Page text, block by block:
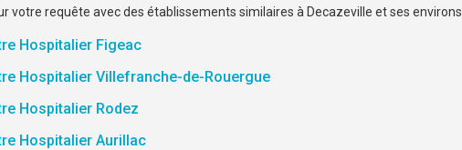
votre requête avec des établissements similaires à Decazeville et ses environs.
Hospitalier Figeac
Hospitalier Villefranche-de-Rouergue
Hospitalier Rodez
Hospitalier Aurillac